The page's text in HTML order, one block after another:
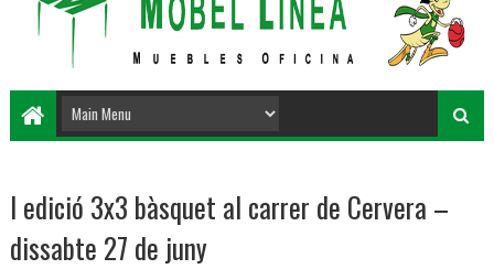
I edició 3x3 bàsquet al carrer de Cervera –
dissabte 27 de juny